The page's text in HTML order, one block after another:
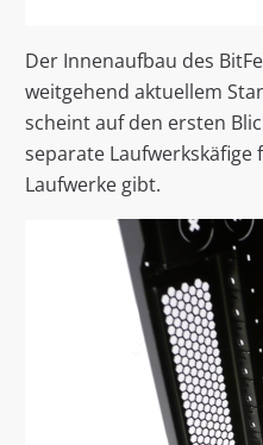
Der Innenaufbau des
weitgehend aktuellem
scheint auf den ersten
separate Laufwerkskäfige
Laufwerke gibt.